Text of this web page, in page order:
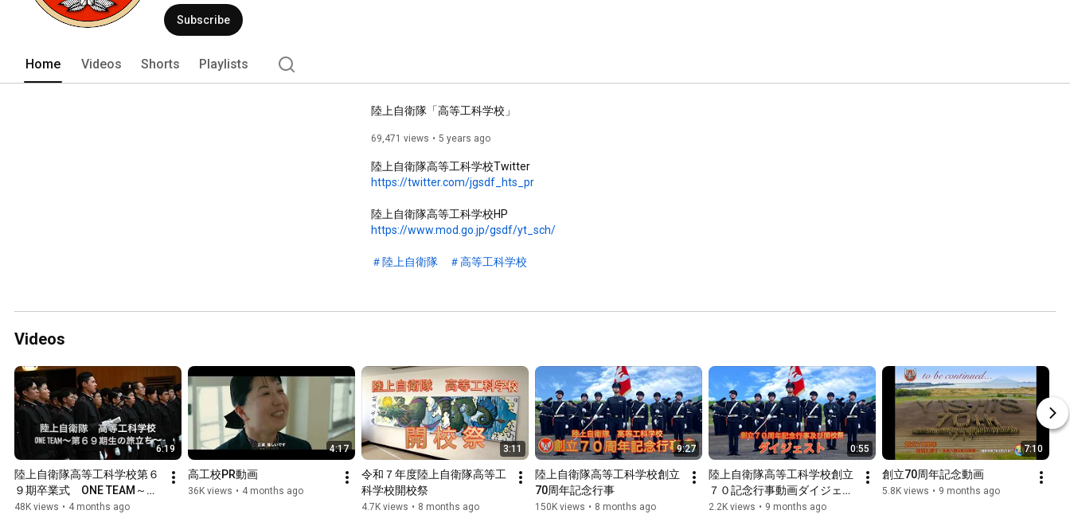
Subscribe
Home Videos Shorts Playlists
陸上自衛隊「高等工科学校」
69,471 views 5 years ago
https://twitter.com/jgsdf_hts_pr
https://www.mod.go.jp/gsdf/yt_sch/
＃陸上自衛隊 ＃高等工科学校
Videos
6:19
陸上自衛隊高等工科学校第６
９期卒業式　ONE TEAM～第
６９期生の旅立ち
48K views • 4 months ago
4:17
高工校PR動画
36K views • 4 months ago
3:11
令和７年度陸上自衛隊高等工
科学校開校祭
4.7K views • 8 months ago
9:27
陸上自衛隊高等工科学校創立
70周年記念行事
150K views • 8 months ago
0:55
陸上自衛隊高等工科学校創立
７０記念行事動画ダイジェス
ト
2.2K views • 9 months ago
7:10
創立70周年記念動画
5.8K views • 9 months ago